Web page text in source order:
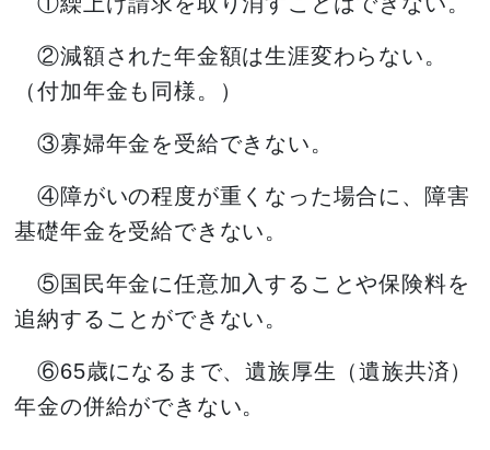
②減額された年金額は生涯変わらない。
（付加年金も同様。）
③寡婦年金を受給できない。
④障がいの程度が重くなった場合に、障害
基礎年金を受給できない。
⑤国民年金に任意加入することや保険料を
追納することができない。
⑥65歳になるまで、遺族厚生（遺族共済）
年金の併給ができない。